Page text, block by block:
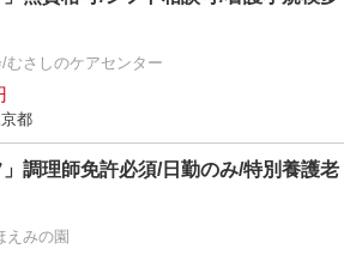
むさしのケアセンター
都
」調理師免許必須/日勤のみ/特別養護老
えみの園